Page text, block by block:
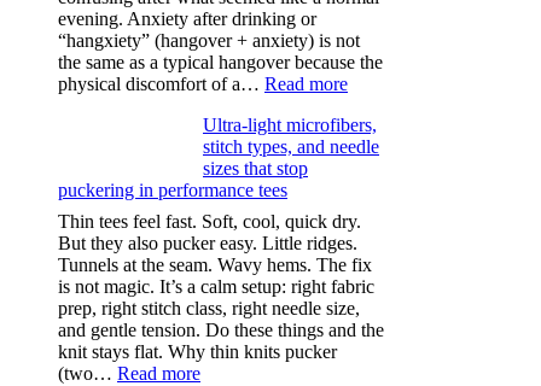
evening. Anxiety after drinking or
“hangxiety” (hangover + anxiety) is not
the same as a typical hangover because the
physical discomfort of a… Read more:
after
drinking
Ultra-light microfibers,
stitch types, and needle
sizes that stop
puckering in performance tees
Thin tees feel fast. Soft, cool, quick dry.
But they also pucker easy. Little ridges.
Tunnels at the seam. Wavy hems. The fix
is not magic. It’s a calm setup: right fabric
prep, right stitch class, right needle size,
and gentle tension. Do these things and the
knit stays flat. Why thin knits pucker
(two… Read more: